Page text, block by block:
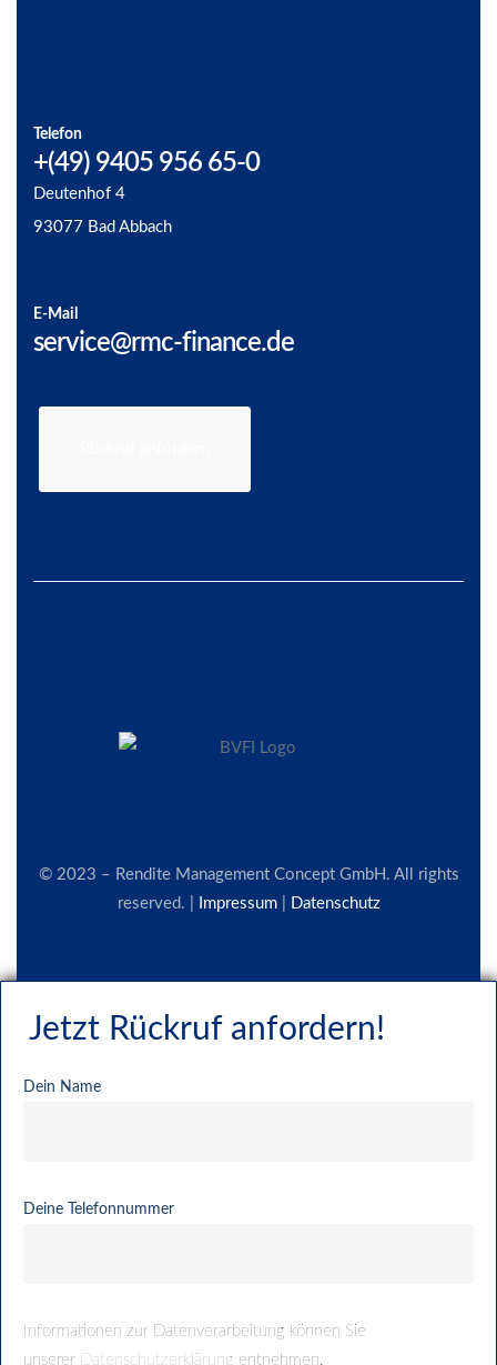
Telefon
+(49) 9405 956 65-0
Deutenhof 4
93077 Bad Abbach
E-Mail
service@rmc-finance.de
© 2023 – Rendite Management Concept GmbH. All rights
reserved. |
Impressum| Datenschutz
Jetzt Rückruf anfordern!
Dein Name
Deine Telefonnummer
Informationen zur Datenverarbeitung können Sie
unserer Datenschutzerklärung entnehmen.